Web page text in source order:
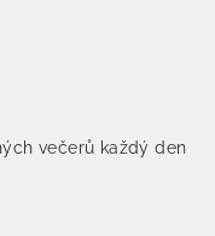
večerů každý den